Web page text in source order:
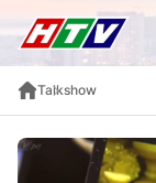
Talkshow